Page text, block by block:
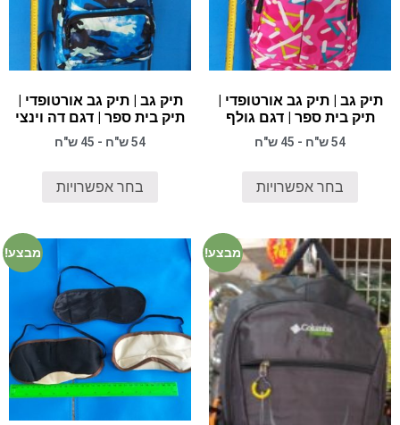
תיק גב | תיק גב אורטופדי |
תיק בית ספר | דגם גולף
54 ש"ח - 45 ש"ח
בחר אפשרויות
תיק גב | תיק גב אורטופדי |
תיק בית ספר | דגם דה וינצי
54 ש"ח - 45 ש"ח
בחר אפשרויות
מבצע! מבצע!